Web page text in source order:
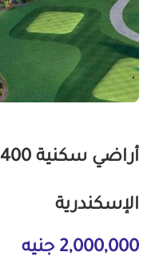
الإسكندرية
2,000,000 جنيه